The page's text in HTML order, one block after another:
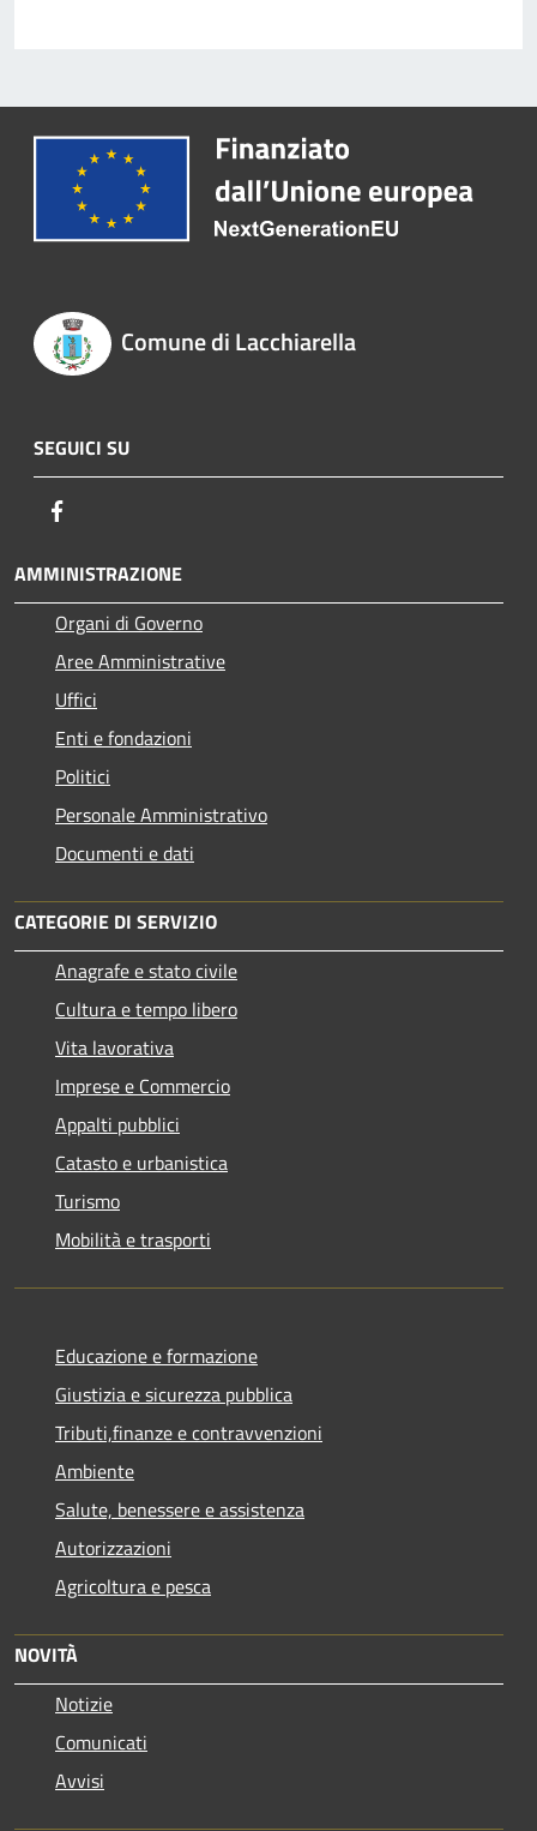
Comune di Lacchiarella
SEGUICI SU
AMMINISTRAZIONE
Organi di Governo
Aree Amministrative
Uffici
Enti e fondazioni
Politici
Personale Amministrativo
Documenti e dati
CATEGORIE DI SERVIZIO
Anagrafe e stato civile
Cultura e tempo libero
Vita lavorativa
Imprese e Commercio
Appalti pubblici
Catasto e urbanistica
Turismo
Mobilità e trasporti
Educazione e formazione
Giustizia e sicurezza pubblica
Tributi,finanze e contravvenzioni
Ambiente
Salute, benessere e assistenza
Autorizzazioni
Agricoltura e pesca
NOVITÀ
Notizie
Comunicati
Avvisi